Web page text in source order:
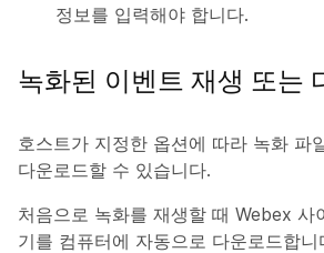
정보를 입력해야 합니다.
녹화된 이벤트 재생 또는
호스트가 지정한 옵션에 따라 녹화 파
다운로드할 수 있습니다.
처음으로 녹화를 재생할 때 Webex 사
기를 컴퓨터에 자동으로 다운로드합니